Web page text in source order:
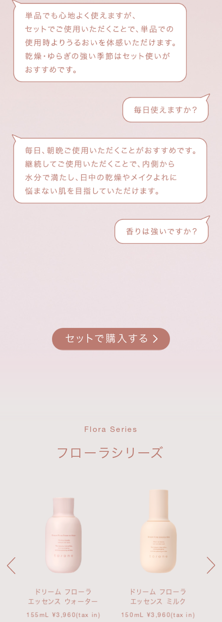
セットで購入する
Flora Series
フローラシリーズ
ドリーム フローラ
エッセンス ウォーター
155mL ¥3,960(tax in)
ドリーム フローラ
エッセンス ミルク
150mL ¥3,960(tax in)